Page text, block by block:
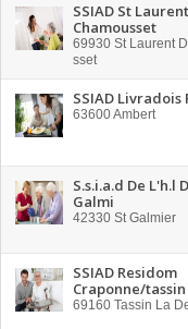
SSIAD St
Chamousset
69930 St Laurent
sset
SSIAD Livradois
63600Ambert
S.s.i.a.d De L'h.l
Galmi
42330 St Galmier
SSIAD Residom
Craponne/tassin
69160 Tassin La